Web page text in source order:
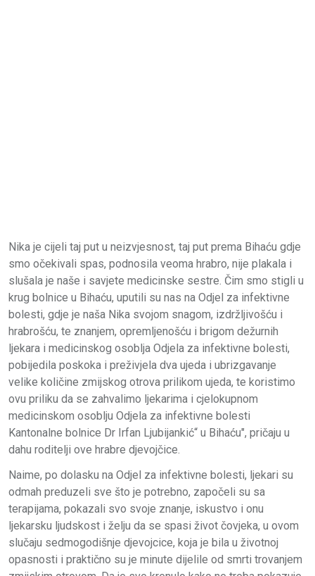
Nika je cijeli taj put u neizvjesnost, taj put prema Bihaću gdje
smo očekivali spas, podnosila veoma hrabro, nije plakala i
slušala je naše i savjete medicinske sestre. Čim smo stigli u
krug bolnice u Bihaću, uputili su nas na Odjel za infektivne
bolesti, gdje je naša Nika svojom snagom, izdržljivošću i
hrabrošću, te znanjem, opremljenošću i brigom dežurnih
ljekara i medicinskog osoblja Odjela za infektivne bolesti,
pobijedila poskoka i preživjela dva ujeda i ubrizgavanje
velike količine zmijskog otrova prilikom ujeda, te koristimo
ovu priliku da se zahvalimo ljekarima i cjelokupnom
medicinskom osoblju Odjela za infektivne bolesti
Kantonalne bolnice Dr Irfan Ljubijankić“ u Bihaću", pričaju u
dahu roditelji ove hrabre djevojčice.
Naime, po dolasku na Odjel za infektivne bolesti, ljekari su
odmah preduzeli sve što je potrebno, započeli su sa
terapijama, pokazali svo svoje znanje, iskustvo i onu
ljekarsku ljudskost i želju da se spasi život čovjeka, u ovom
slučaju sedmogodišnje djevojcice, koja je bila u životnoj
opasnosti i praktično su je minute dijelile od smrti trovanjem